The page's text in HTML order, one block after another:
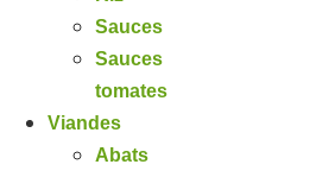
Sauces
Sauces
tomates
Viandes
Abats